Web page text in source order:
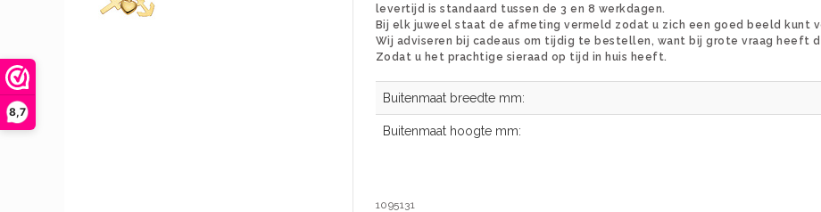
8,7
levertijd is standaard tussen de 3 en 8 werkdagen.
Bij elk juweel staat de afmeting vermeld zodat u zich een goed beeld kunt
Wij adviseren bij cadeaus om tijdig te bestellen, want bij grote vraag heeft
Zodat u het prachtige sieraad op tijd in huis heeft.
Buitenmaat breedte mm:
Buitenmaat hoogte mm:
1095131